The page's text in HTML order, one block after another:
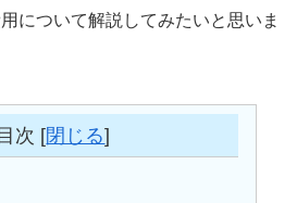
について解説してみたいと思いま
次 [閉じる]